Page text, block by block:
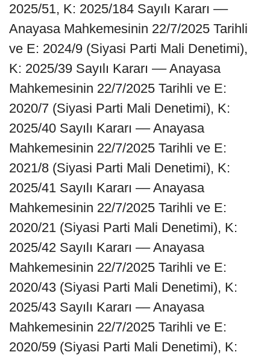
2025/51, K: 2025/184 Sayılı Kararı ––
Anayasa Mahkemesinin 22/7/2025 Tarihli
ve E: 2024/9 (Siyasi Parti Mali Denetimi),
K: 2025/39 Sayılı Kararı –– Anayasa
Mahkemesinin 22/7/2025 Tarihli ve E:
2020/7 (Siyasi Parti Mali Denetimi), K:
2025/40 Sayılı Kararı –– Anayasa
Mahkemesinin 22/7/2025 Tarihli ve E:
2021/8 (Siyasi Parti Mali Denetimi), K:
2025/41 Sayılı Kararı –– Anayasa
Mahkemesinin 22/7/2025 Tarihli ve E:
2020/21 (Siyasi Parti Mali Denetimi), K:
2025/42 Sayılı Kararı –– Anayasa
Mahkemesinin 22/7/2025 Tarihli ve E:
2020/43 (Siyasi Parti Mali Denetimi), K:
2025/43 Sayılı Kararı –– Anayasa
Mahkemesinin 22/7/2025 Tarihli ve E:
2020/59 (Siyasi Parti Mali Denetimi), K: